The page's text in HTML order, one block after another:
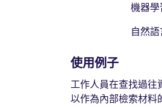
機器學
自然
使用例子
工作人員在查找過往
以作為內部檢索材料